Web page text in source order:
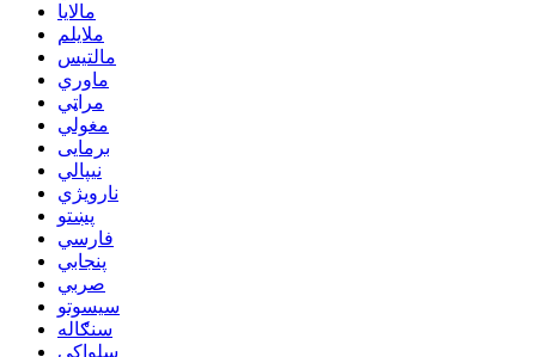
مالایا
ملایلم
مالتیس
ماوري
مراټي
مغولي
برمایی
نیپالي
نارویژي
پښتو
فارسي
پنجابي
صربي
سیسوتو
سنګاله
سلواکي